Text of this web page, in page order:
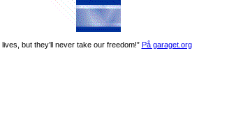
but they’ll never take our freedom!” På garaget.org